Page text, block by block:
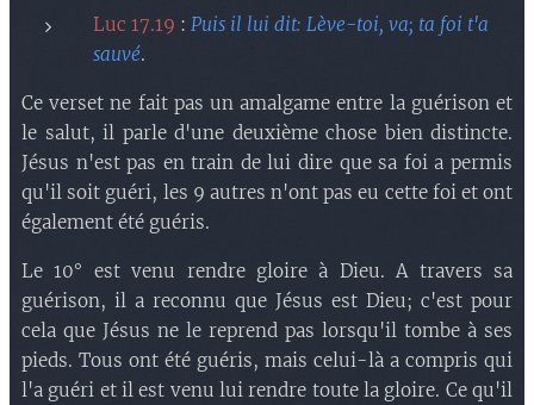
Luc 17.19 : Puis il lui dit: Lève-toi, va; ta foi t'a
sauvé.
Ce verset ne fait pas un amalgame entre la guérison et
le salut, il parle d'une deuxième chose bien distincte.
Jésus n'est pas en train de lui dire que sa foi a permis
qu'il soit guéri, les 9 autres n'ont pas eu cette foi et ont
également été guéris.
Le 10° est venu rendre gloire à Dieu. A travers sa
guérison, il a reconnu que Jésus est Dieu; c'est pour
cela que Jésus ne le reprend pas lorsqu'il tombe à ses
pieds. Tous ont été guéris, mais celui-là a compris qui
l'a guéri et il est venu lui rendre toute la gloire. Ce qu'il